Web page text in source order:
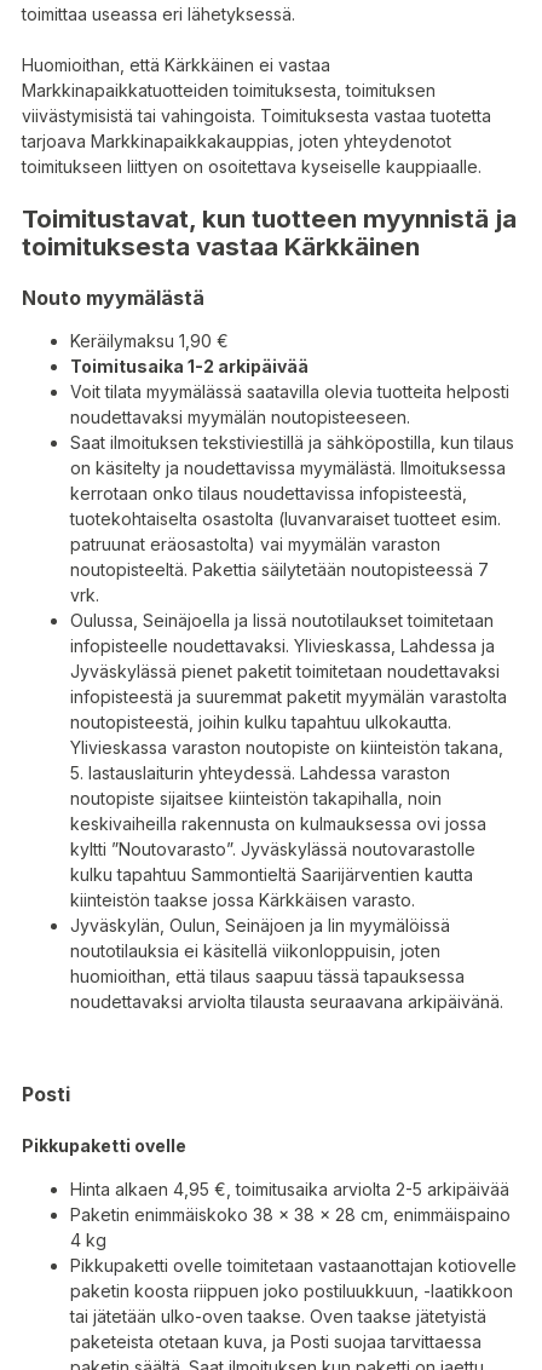
toimittaa useassa eri lähetyksessä.
Huomioithan, että Kärkkäinen ei vastaa
Markkinapaikkatuotteiden toimituksesta, toimituksen
viivästymisistä tai vahingoista. Toimituksesta vastaa tuotetta
tarjoava Markkinapaikkakauppias, joten yhteydenotot
toimitukseen liittyen on osoitettava kyseiselle kauppiaalle.
Toimitustavat, kun tuotteen myynnistä ja
toimituksesta vastaa Kärkkäinen
Nouto myymälästä
Keräilymaksu 1,90 €
Toimitusaika 1-2 arkipäivää
Voit tilata myymälässä saatavilla olevia tuotteita helposti
noudettavaksi myymälän noutopisteeseen.
Saat ilmoituksen tekstiviestillä ja sähköpostilla, kun tilaus
on käsitelty ja noudettavissa myymälästä. Ilmoituksessa
kerrotaan onko tilaus noudettavissa infopisteestä,
tuotekohtaiselta osastolta (luvanvaraiset tuotteet esim.
patruunat eräosastolta) vai myymälän varaston
noutopisteeltä. Pakettia säilytetään noutopisteessä 7
vrk.
Oulussa, Seinäjoella ja Iissä noutotilaukset toimitetaan
infopisteelle noudettavaksi. Ylivieskassa, Lahdessa ja
Jyväskylässä pienet paketit toimitetaan noudettavaksi
infopisteestä ja suuremmat paketit myymälän varastolta
noutopisteestä, joihin kulku tapahtuu ulkokautta.
Ylivieskassa varaston noutopiste on kiinteistön takana,
5. lastauslaiturin yhteydessä. Lahdessa varaston
noutopiste sijaitsee kiinteistön takapihalla, noin
keskivaiheilla rakennusta on kulmauksessa ovi jossa
kyltti ”Noutovarasto”. Jyväskylässä noutovarastolle
kulku tapahtuu Sammontieltä Saarijärventien kautta
kiinteistön taakse jossa Kärkkäisen varasto.
Jyväskylän, Oulun, Seinäjoen ja Iin myymälöissä
noutotilauksia ei käsitellä viikonloppuisin, joten
huomioithan, että tilaus saapuu tässä tapauksessa
noudettavaksi arviolta tilausta seuraavana arkipäivänä.
Posti
Pikkupaketti ovelle
Hinta alkaen 4,95 €, toimitusaika arviolta 2-5 arkipäivää
Paketin enimmäiskoko 38 x 38 x 28 cm, enimmäispaino
4 kg
Pikkupaketti ovelle toimitetaan vastaanottajan kotiovelle
paketin koosta riippuen joko postiluukkuun, -laatikkoon
tai jätetään ulko-oven taakse. Oven taakse jätetyistä
paketeista otetaan kuva, ja Posti suojaa tarvittaessa